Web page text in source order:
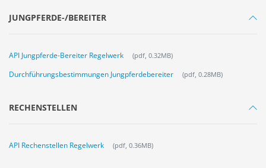
JUNGPFERDE-/BEREITER
API Jungpferde-Bereiter Regelwerk (pdf, 0.32MB)
Durchführungsbestimmungen Jungpferdebereiter (pdf, 0.28MB)
RECHENSTELLEN
API Rechenstellen Regelwerk (pdf, 0.36MB)